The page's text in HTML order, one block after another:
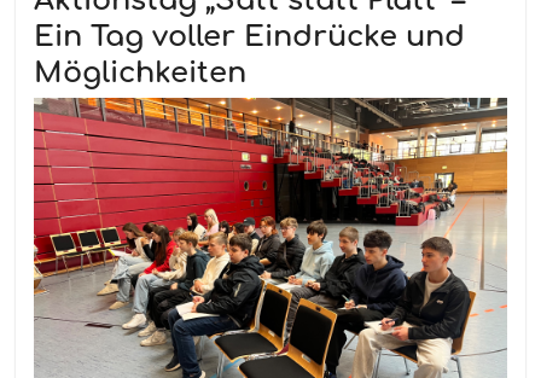
Ein Tag voller Eindrücke und
Möglichkeiten